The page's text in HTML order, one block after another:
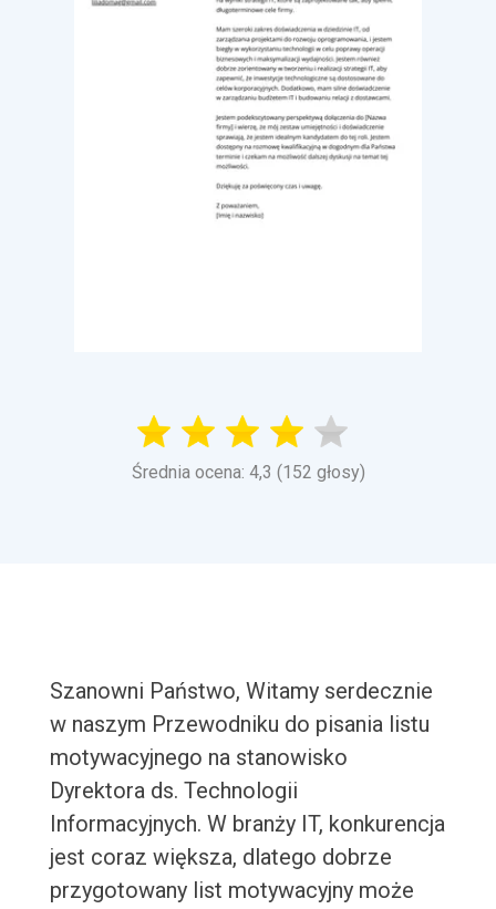
Średnia ocena: 4,3 (152 głosy)
Szanowni Państwo, Witamy serdecznie
w naszym Przewodniku do pisania listu
motywacyjnego na stanowisko
Dyrektora ds. Technologii
Informacyjnych. W branży IT, konkurencja
jest coraz większa, dlatego dobrze
przygotowany list motywacyjny może